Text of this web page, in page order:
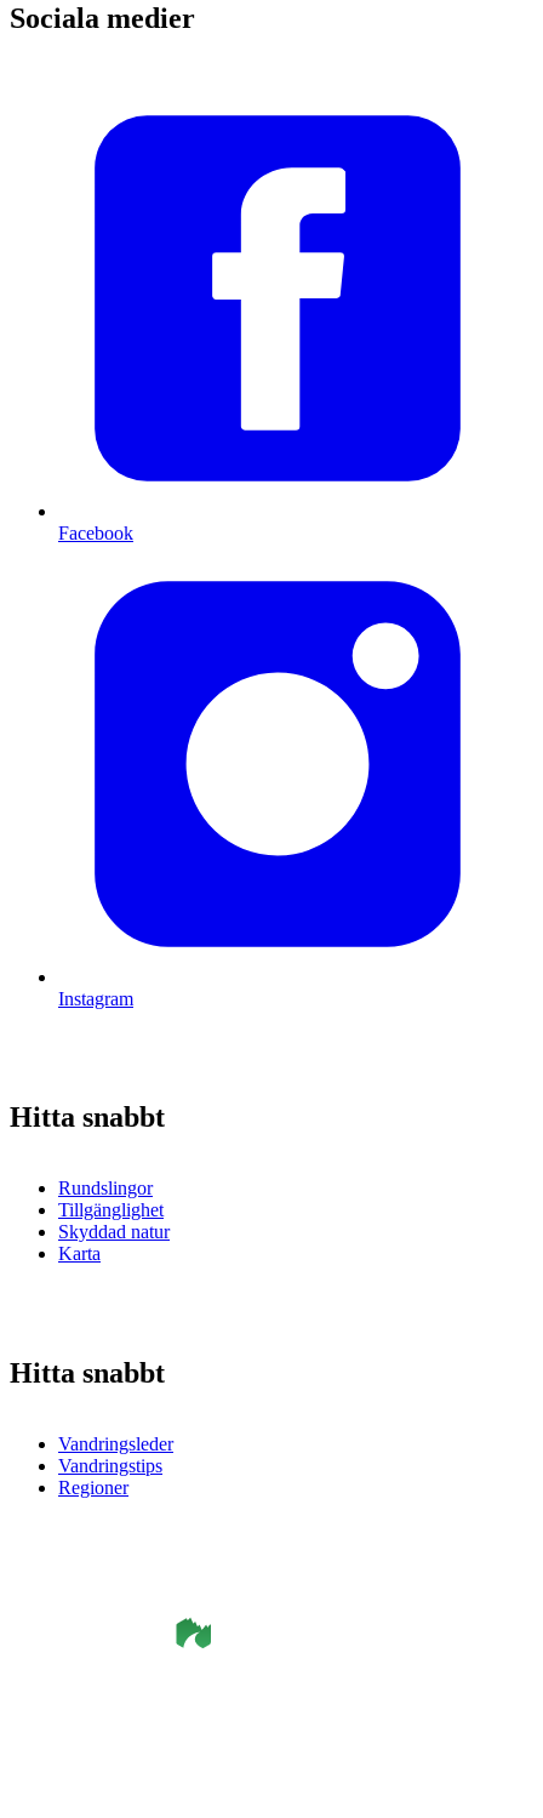
Sociala medier
Facebook
Instagram
Hitta snabbt
Rundslingor
Tillgänglighet
Skyddad natur
Karta
Hitta snabbt
Vandringsleder
Vandringstips
Regioner